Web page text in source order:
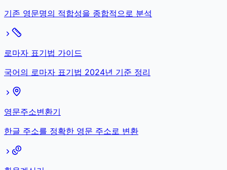
기존 영문명의 적합성을 종합적으로 분석
로마자 표기법 가이드
국어의 로마자 표기법 2024년 기준 정리
영문주소변환기
한글 주소를 정확한 영문 주소로 변환